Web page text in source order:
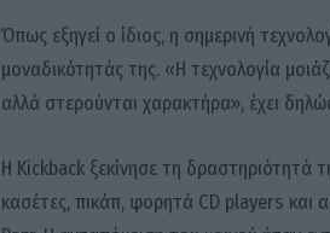
Όπως εξηγεί ο ίδιος, η σημερινή
μοναδικότητάς της. «Η τεχνολογία
αλλά στερούνται χαρακτήρα», έχει
Η Kickback ξεκίνησε τη δραστηριότητά
κασέτες, πικάπ, φορητά CD players και